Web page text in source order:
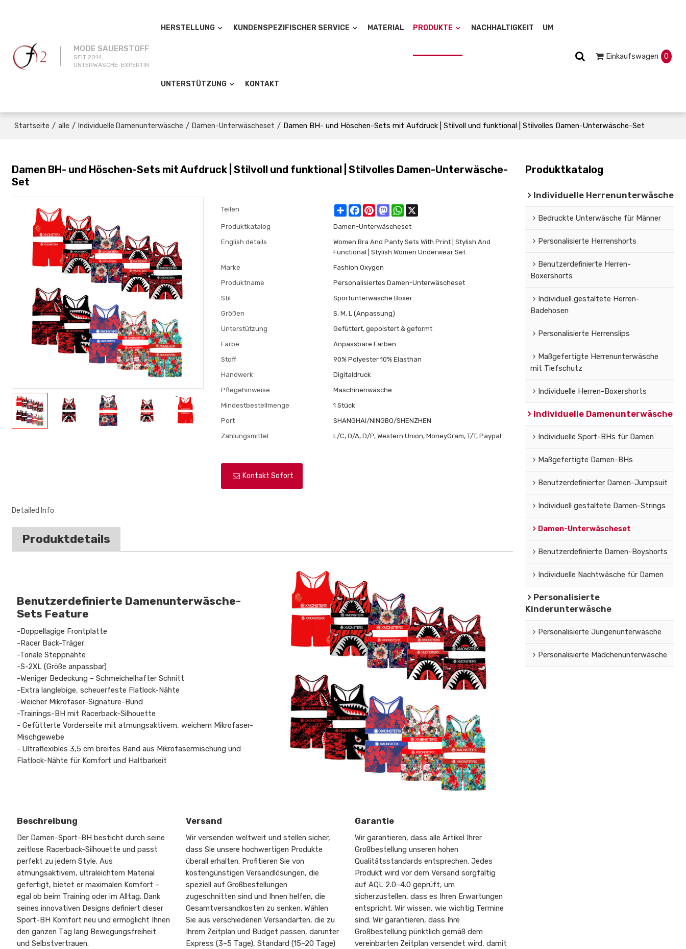
MODE SAUERSTOFF
SEIT 2014,
UNTERWÄSCHE-EXPERTIN
HERSTELLUNG KUNDENSPEZIFISCHER SERVICE MATERIAL PRODUKTE NACHHALTIGKEIT UM
UNTERSTÜTZUNG KONTAKT
Einkaufswagen 0
Startseite / alle / Individuelle Damenunterwäsche / Damen-Unterwäscheset / Damen BH- und Höschen-Sets mit Aufdruck | Stilvoll und funktional | Stilvolles Damen-Unterwäsche-Set
Damen BH- und Höschen-Sets mit Aufdruck | Stilvoll und funktional | Stilvolles Damen-Unterwäsche-
Set
Teilen ShareFacebook
PinterestMastodonWhatsApp
Produktkatalog
Damen-Unterwäscheset
English details
Women Bra And Panty Sets With Print | Stylish And
Functional | Stylish Women Underwear Set
Marke
Fashion Oxygen
Produktname
Personalisiertes Damen-Unterwäscheset
Stil
Sportunterwäsche Boxer
Größen
S, M, L (Anpassung)
Unterstützung
Gefüttert, gepolstert & geformt
Farbe
Anpassbare Farben
Stoff
90% Polyester 10% Elasthan
Handwerk
Digitaldruck
Pflegehinweise
Maschinenwäsche
Mindestbestellmenge
1 Stück
Port
SHANGHAI/NINGBO/SHENZHEN
Zahlungsmittel
L/C, D/A, D/P, Western Union, MoneyGram, T/T, Paypal
Kontakt Sofort
Detailed Info
Produktdetails
Benutzerdefinierte Damenunterwäsche-
Sets Feature
-Doppellagige Frontplatte
-Racer Back-Träger
-Tonale Steppnähte
-S-2XL (Größe anpassbar)
-Weniger Bedeckung – Schmeichelhafter Schnitt
-Extra langlebige, scheuerfeste Flatlock-Nähte
-Weicher Mikrofaser-Signature-Bund
-Trainings-BH mit Racerback-Silhouette
- Gefütterte Vorderseite mit atmungsaktivem, weichem Mikrofaser-
Mischgewebe
- Ultraflexibles 3,5 cm breites Band aus Mikrofasermischung und
Flatlock-Nähte für Komfort und Haltbarkeit
Beschreibung
Der Damen-Sport-BH besticht durch seine
zeitlose Racerback-Silhouette und passt
perfekt zu jedem Style. Aus
atmungsaktivem, ultraleichtem Material
gefertigt, bietet er maximalen Komfort –
egal ob beim Training oder im Alltag. Dank
seines innovativen Designs definiert dieser
Sport-BH Komfort neu und ermöglicht Ihnen
den ganzen Tag lang Bewegungsfreiheit
und Selbstvertrauen.
Versand
Wir versenden weltweit und stellen sicher,
dass Sie unsere hochwertigen Produkte
überall erhalten. Profitieren Sie von
kostengünstigen Versandlösungen, die
speziell auf Großbestellungen
zugeschnitten sind und Ihnen helfen, die
Gesamtversandkosten zu senken. Wählen
Sie aus verschiedenen Versandarten, die zu
Ihrem Zeitplan und Budget passen, darunter
Express (3–5 Tage), Standard (15–20 Tage)
Garantie
Wir garantieren, dass alle Artikel Ihrer
Großbestellung unseren hohen
Qualitätsstandards entsprechen. Jedes
Produkt wird vor dem Versand sorgfältig
auf AQL 2.0–4.0 geprüft, um
sicherzustellen, dass es Ihren Erwartungen
entspricht. Wir wissen, wie wichtig Termine
sind. Wir garantieren, dass Ihre
Großbestellung pünktlich gemäß dem
vereinbarten Zeitplan versendet wird, damit
Produktkatalog
Individuelle Herrenunterwäsche
Bedruckte Unterwäsche für Männer
Personalisierte Herrenshorts
Benutzerdefinierte Herren-
Boxershorts
Individuell gestaltete Herren-
Badehosen
Personalisierte Herrenslips
Maßgefertigte Herrenunterwäsche
mit Tiefschutz
Individuelle Herren-Boxershorts
Individuelle Damenunterwäsche
Individuelle Sport-BHs für Damen
Maßgefertigte Damen-BHs
Benutzerdefinierter Damen-Jumpsuit
Individuell gestaltete Damen-Strings
Damen-Unterwäscheset
Benutzerdefinierte Damen-Boyshorts
Individuelle Nachtwäsche für Damen
Personalisierte
Kinderunterwäsche
Personalisierte Jungenunterwäsche
Personalisierte Mädchenunterwäsche